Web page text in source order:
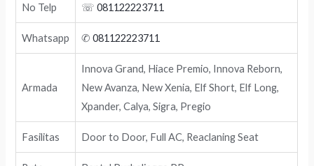
No Telp ☏081122223711
Whatsapp ✆081122223711
Armada
Innova Grand, Hiace Premio, Innova Reborn,
New Avanza, New Xenia, Elf Short, Elf Long,
Xpander, Calya, Sigra, Pregio
Fasilitas Door to Door, Full AC, Reaclaning Seat